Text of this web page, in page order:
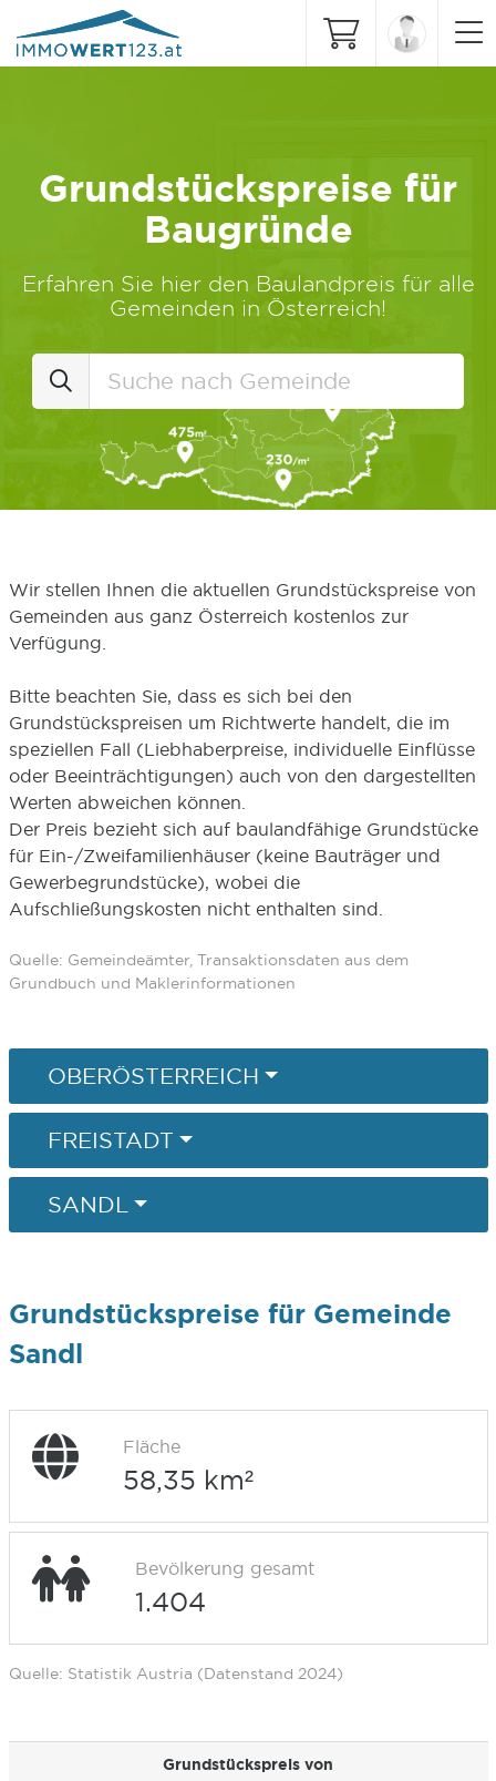
Grundstückspreise für
Baugründe
Erfahren Sie hier den Baulandpreis für alle
Gemeinden in Österreich!
Wir stellen Ihnen die aktuellen Grundstückspreise von
Gemeinden aus ganz Österreich kostenlos zur
Verfügung.
Bitte beachten Sie, dass es sich bei den
Grundstückspreisen um Richtwerte handelt, die im
speziellen Fall (Liebhaberpreise, individuelle Einflüsse
oder Beeinträchtigungen) auch von den dargestellten
Werten abweichen können.
Der Preis bezieht sich auf baulandfähige Grundstücke
für Ein-/Zweifamilienhäuser (keine Bauträger und
Gewerbegrundstücke), wobei die
Aufschließungskosten nicht enthalten sind.
Quelle: Gemeindeämter, Transaktionsdaten aus dem
Grundbuch und Maklerinformationen
OBERÖSTERREICH
FREISTADT
SANDL
Grundstückspreise für Gemeinde
Sandl
Fläche
58,35 km²
Bevölkerung gesamt
1.404
Quelle: Statistik Austria (Datenstand 2024)
Grundstückspreis von